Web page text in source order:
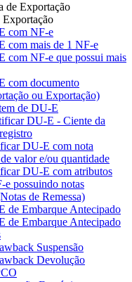
de Exportação
com NF-e
com mais de 1 NF-e
com NF-e que possui mais
com documento
ou Exportação)
de DU-E
DU-E - Ciente da
DU-E com nota
valor e/ou quantidade
DU-E com atributos
possuindo notas
de Remessa)
de Embarque Antecipado
de Embarque Antecipado
Suspensão
Devolução